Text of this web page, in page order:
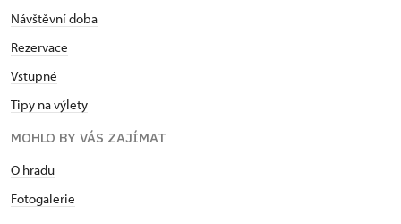
Návštěvní doba
Rezervace
Vstupné
Tipy na výlety
MOHLO BY VÁS ZAJÍMAT
O hradu
Fotogalerie